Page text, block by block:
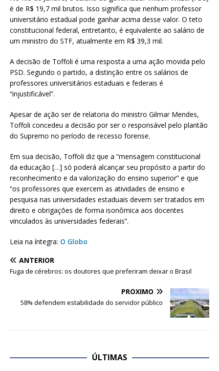
é de R$ 19,7 mil brutos. Isso significa que nenhum professor
universitário estadual pode ganhar acima desse valor. O teto
constitucional federal, entretanto, é equivalente ao salário de
um ministro do STF, atualmente em R$ 39,3 mil.
A decisão de Toffoli é uma resposta a uma ação movida pelo
PSD. Segundo o partido, a distinção entre os salários de
professores universitários estaduais e federais é
“injustificável”.
Apesar de ação ser de relatoria do ministro Gilmar Mendes,
Toffoli concedeu a decisão por ser o responsável pelo plantão
do Supremo no período de recesso forense.
Em sua decisão, Toffoli diz que a “mensagem constitucional
da educação […] só poderá alcançar seu propósito a partir do
reconhecimento e da valorização do ensino superior” e que
“os professores que exercem as atividades de ensino e
pesquisa nas universidades estaduais devem ser tratados em
direito e obrigações de forma isonômica aos docentes
vinculados às universidades federais”.
Leia na íntegra: O Globo
ANTERIOR
Fuga de cérebros: os doutores que preferiram deixar o Brasil
PRÓXIMO
58% defendem estabilidade do servidor público
ÚLTIMAS